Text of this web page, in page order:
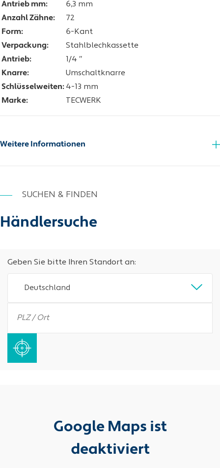
Antrieb mm:
6,3 mm
Anzahl Zähne:
72
Form:
6-Kant
Verpackung:
Stahlblechkassette
Antrieb:
1/4 ″
Knarre:
Umschaltknarre
Schlüsselweiten: 4-13 mm
Marke:
TECWERK
Weitere Informationen
SUCHEN & FINDEN
Händlersuche
Geben Sie bitte Ihren Standort an:
Deutschland
Google Maps ist
deaktiviert